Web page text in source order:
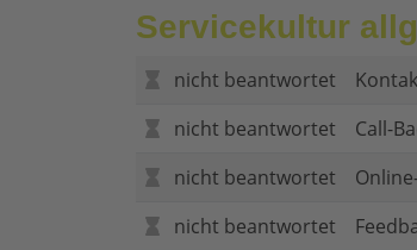
Servicekultur
nicht beantwortet
nicht beantwortet
Call-
nicht beantwortet
nicht beantwortet